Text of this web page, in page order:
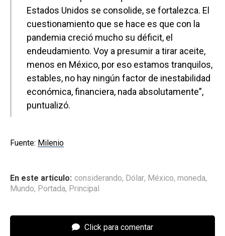
Estados Unidos se consolide, se fortalezca. El
cuestionamiento que se hace es que con la
pandemia creció mucho su déficit, el
endeudamiento. Voy a presumir a tirar aceite,
menos en México, por eso estamos tranquilos,
estables, no hay ningún factor de inestabilidad
económica, financiera, nada absolutamente”,
puntualizó.
Fuente: Milenio
En este articulo: considerando, Dólar, México, moneda,
Mundo, Portada, Principal
Click para comentar